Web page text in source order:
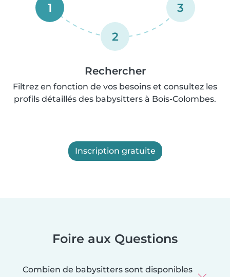
1
2
3
Rechercher
Filtrez en fonction de vos besoins et consultez les
profils détaillés des babysitters à Bois-Colombes.
Inscription gratuite
Foire aux Questions
Combien de babysitters sont disponibles